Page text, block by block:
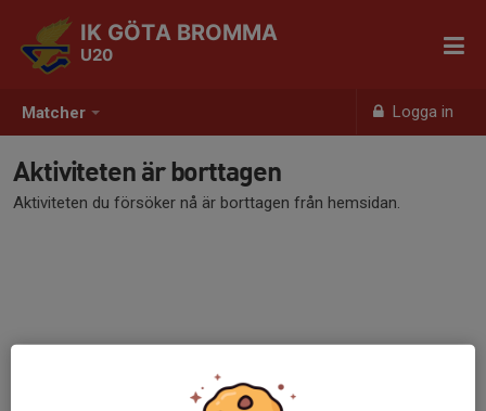
Matcher Logga in
IK GÖTA BROMMA
U20
Aktiviteten är borttagen
Aktiviteten du försöker nå är borttagen från hemsidan.